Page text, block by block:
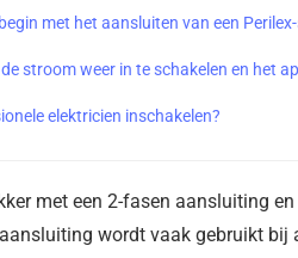
met het aansluiten van een
stroom weer in te schakelen en het
elektricien inschakelen?
met een 2-fasen aansluiting
wordt vaak gebruikt bij